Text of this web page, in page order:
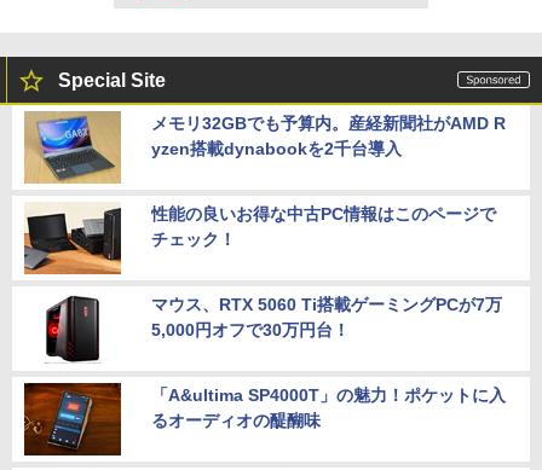
Special Site
メモリ32GBでも予算内。産経新聞社がAMD R
yzen搭載dynabookを2千台導入
性能の良いお得な中古PC情報はこのページで
チェック！
マウス、RTX 5060 Ti搭載ゲーミングPCが7万
5,000円オフで30万円台！
「A&ultima SP4000T」の魅力！ポケットに入
るオーディオの醍醐味